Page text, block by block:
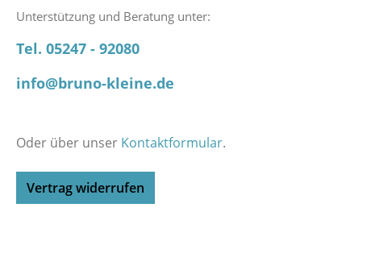
Unterstützung und Beratung unter:
Tel. 05247 - 92080
info@bruno-kleine.de
Oder über unser Kontaktformular.
Vertrag widerrufen